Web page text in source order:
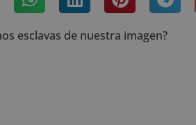
esclavas de nuestra imagen?